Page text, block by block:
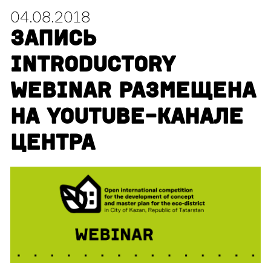
04.08.2018
ЗАПИСЬ
INTRODUCTORY
WEBINAR РАЗМЕЩЕНА
НА YOUTUBE-КАНАЛЕ
ЦЕНТРА